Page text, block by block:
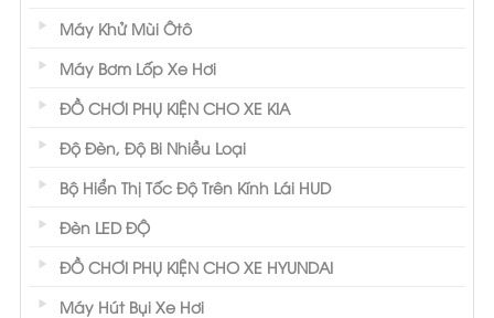
Máy Khử Mùi Ôtô
Máy Bơm Lốp Xe Hơi
ĐỒ CHƠI PHỤ KIỆN CHO XE KIA
Độ Đèn, Độ Bi Nhiều Loại
Bộ Hiển Thị Tốc Độ Trên Kính Lái HUD
Đèn LED ĐỘ
ĐỒ CHƠI PHỤ KIỆN CHO XE HYUNDAI
Máy Hút Bụi Xe Hơi